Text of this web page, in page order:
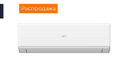
Распродажа